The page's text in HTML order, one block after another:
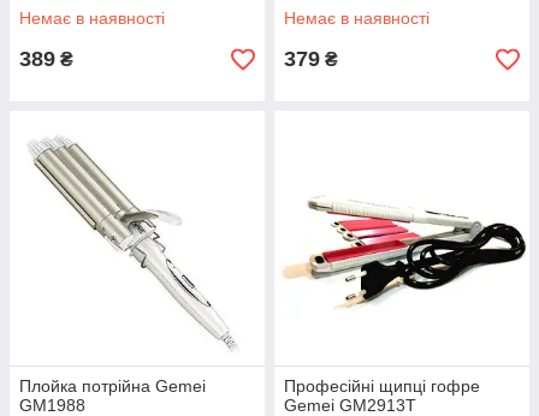
Немає в наявності
389 ₴
Немає в наявності
379 ₴
Плойка потрійна Gemei
GM1988
Професійні щипці гофре
Gemei GM2913T